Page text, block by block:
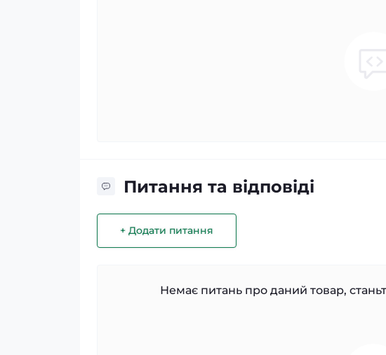
Питання та відповіді
+ Додати питання
Немає питань про даний товар,